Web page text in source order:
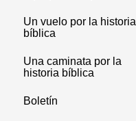
Un vuelo por la historia
bíblica
Una caminata por la
historia bíblica
Boletín